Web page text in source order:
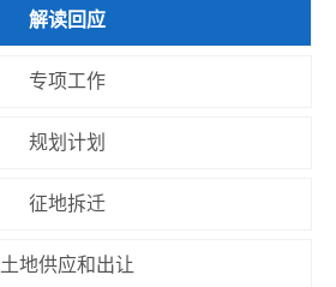
解读回应
专项工作
规划计划
征地拆迁
土地供应和出让